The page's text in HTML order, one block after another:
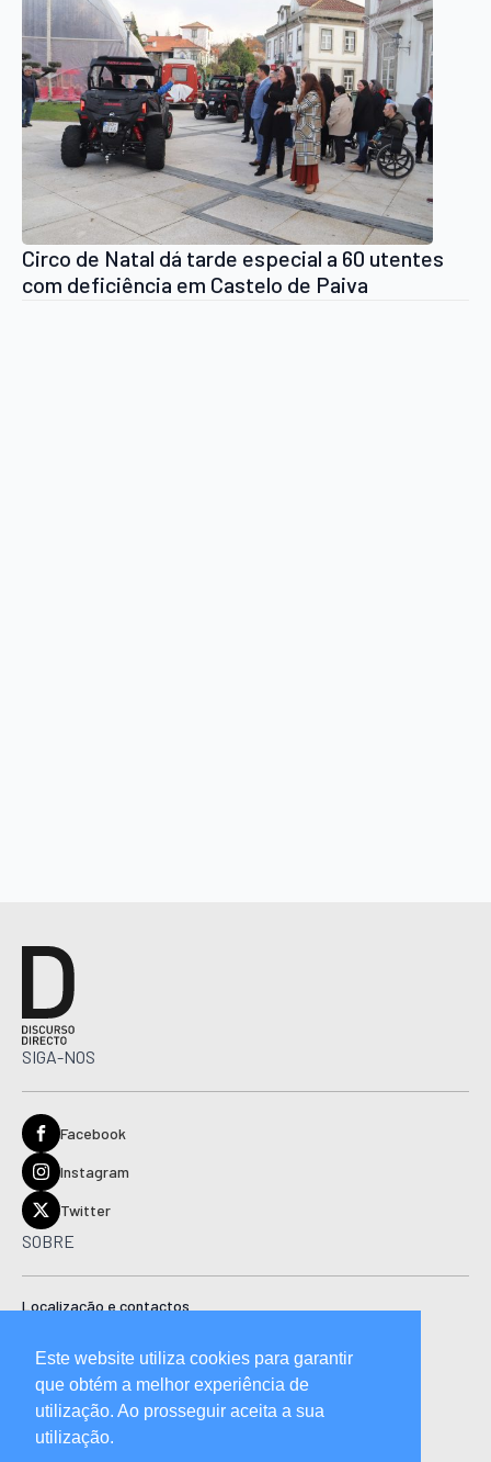
Circo de Natal dá tarde especial a 60 utentes
com deficiência em Castelo de Paiva
SIGA-NOS
Facebook
Instagram
Twitter
SOBRE
Localização e contactos
Ficha técnica
Manual de boas práticas editoriais e código de conduta
Este website utiliza cookies para garantir
que obtém a melhor experiência de
utilização. Ao prosseguir aceita a sua
utilização.